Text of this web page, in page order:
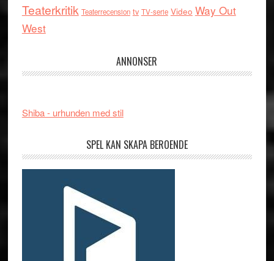
Teaterkritik Teaterrecension tv TV-serie Video Way Out
West
ANNONSER
Shiba - urhunden med stil
SPEL KAN SKAPA BEROENDE